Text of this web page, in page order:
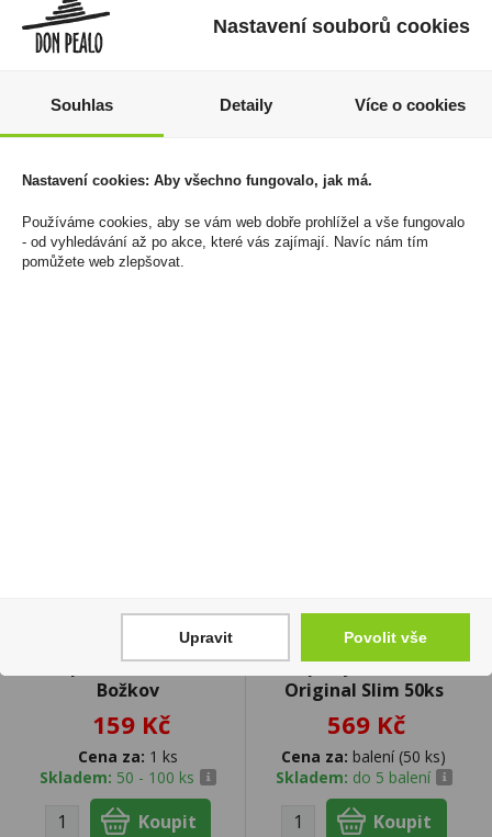
18mg/ml
Cena za:1 ks
Skladem:100 - 500 ks
Jasmine 20x2g- Zelený
čaj s jsamínovým
aroma 40g
90 Kč
Peprmint 0,5l 19%
Božkov
159 Kč
Cena za: 1 ks
Skladem: 50 - 100 ks
Papírky Mascotte
Original Slim 50ks
569 Kč
Cena za: balení (50 ks)
Skladem: do 5 balení
Nastavení souborů cookies
Souhlas Detaily Více o cookies
Nastavení cookies: Aby všechno fungovalo, jak má.
Používáme cookies, aby se vám web dobře prohlížel a vše fungovalo
- od vyhledávání až po akce, které vás zajímají. Navíc nám tím
pomůžete web zlepšovat.
Upravit Povolit vše